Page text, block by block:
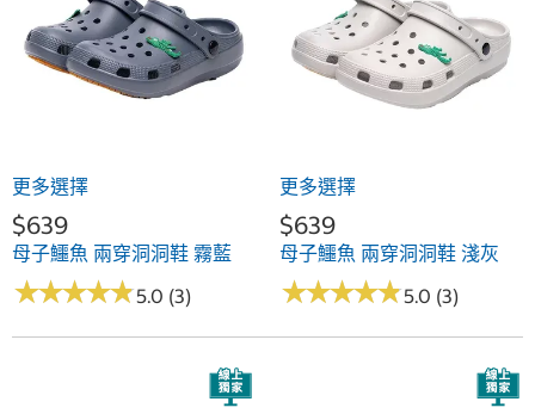
更多選擇
$639
母子鱷魚 兩穿洞洞鞋 霧藍
★★★★★
★★★★★5.0 (3)
更多選擇
$639
母子鱷魚 兩穿洞洞鞋 淺灰
★★★★★
★★★★★5.0 (3)